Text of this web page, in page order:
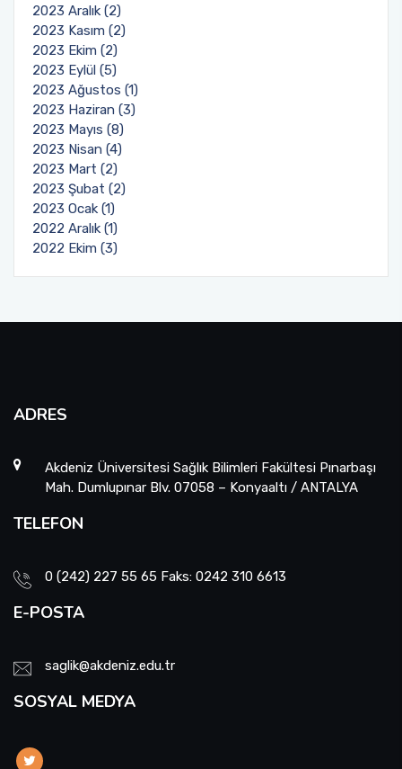
2023 Aralık (2)
2023 Kasım (2)
2023 Ekim (2)
2023 Eylül (5)
2023 Ağustos (1)
2023 Haziran (3)
2023 Mayıs (8)
2023 Nisan (4)
2023 Mart (2)
2023 Şubat (2)
2023 Ocak (1)
2022 Aralık (1)
2022 Ekim (3)
ADRES
Akdeniz Üniversitesi Sağlık Bilimleri Fakültesi Pınarbaşı
Mah. Dumlupınar Blv. 07058 – Konyaaltı / ANTALYA
TELEFON
0 (242) 227 55 65 Faks: 0242 310 6613
E-POSTA
saglik@akdeniz.edu.tr
SOSYAL MEDYA